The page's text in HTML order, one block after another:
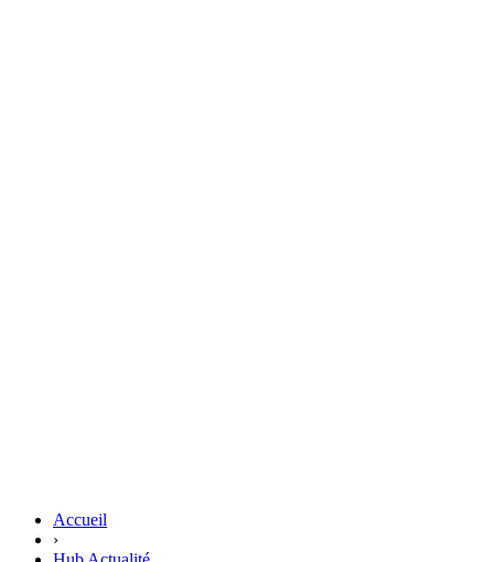
Accueil
›